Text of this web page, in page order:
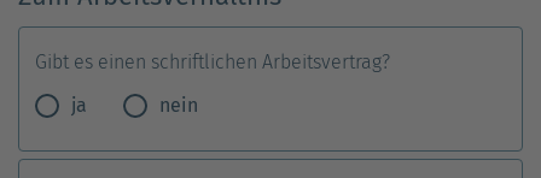
Gibt es einen schriftlichen Arbeitsvertrag?
ja
nein